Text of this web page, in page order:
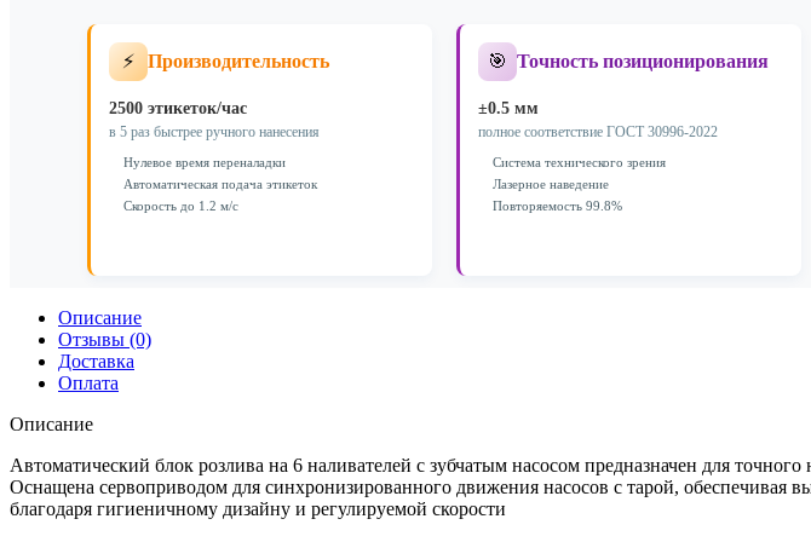
⚡ Производительность
2500 этикеток/час
в 5 раз быстрее ручного нанесения
Нулевое время переналадки
Автоматическая подача этикеток
Скорость до 1.2 м/с
🎯 Точность позиционирования
±0.5 мм
полное соответствие ГОСТ 30996-2022
Система технического зрения
Лазерное наведение
Повторяемость 99.8%
Описание
Отзывы (0)
Доставка
Оплата
Описание
Автоматический блок розлива на 6 наливателей с зубчатым насосом предназначен для
Оснащена сервоприводом для синхронизированного движения насосов с тарой, обеспечивая
благодаря гигиеничному дизайну и регулируемой скорости